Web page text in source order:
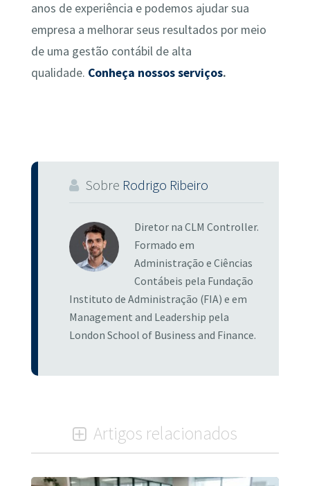
anos de experiência e podemos ajudar sua
empresa a melhorar seus resultados por meio
de uma gestão contábil de alta
qualidade. Conheça nossos serviços.
Sobre Rodrigo Ribeiro
Diretor na CLM Controller.
Formado em
Administração e Ciências
Contábeis pela Fundação
Instituto de Administração (FIA) e em
Management and Leadership pela
London School of Business and Finance.
Artigos relacionados